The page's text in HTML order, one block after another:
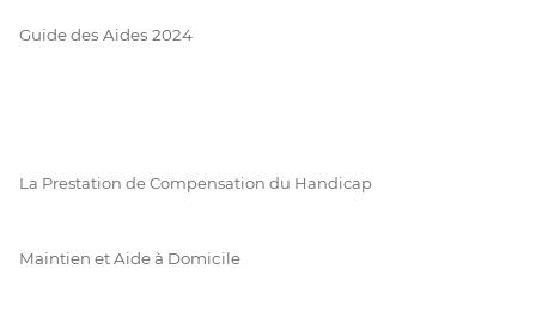
Guide des Aides 2024
La Prestation de Compensation du Handicap
Maintien et Aide à Domicile